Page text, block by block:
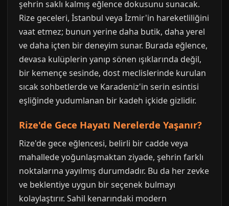
şehrin saklı kalmış eğlence dokusunu sunacak.
Rize geceleri, İstanbul veya İzmir'in hareketliliğini
vaat etmez; bunun yerine daha butik, daha yerel
ve daha içten bir deneyim sunar. Burada eğlence,
devasa kulüplerin yanıp sönen ışıklarında değil,
bir kemençe sesinde, dost meclislerinde kurulan
sıcak sohbetlerde ve Karadeniz'in serin esintisi
eşliğinde yudumlanan bir kadeh içkide gizlidir.
Rize'de Gece Hayatı Nerelerde Yaşanır?
Rize'de gece eğlencesi, belirli bir cadde veya
mahallede yoğunlaşmaktan ziyade, şehrin farklı
noktalarına yayılmış durumdadır. Bu da her zevke
ve beklentiye uygun bir seçenek bulmayı
kolaylaştırır. Sahil kenarındaki modern